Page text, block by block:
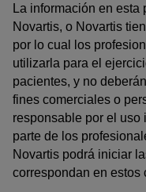
La información en
Novartis, o Novartis
por lo cual los
utilizarla para el
pacientes, y no
fines comerciales o
responsable por el uso
parte de los
Novartis podrá iniciar
correspondan en estos